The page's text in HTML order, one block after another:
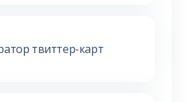
твиттер-карт